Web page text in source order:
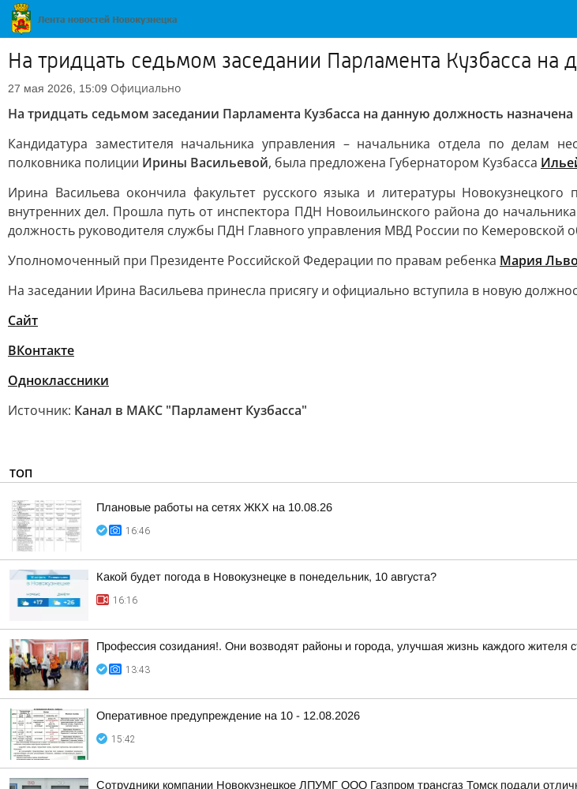
На тридцать седьмом заседании Парламента Кузбасса
27 мая 2026, 15:09 Официально
На тридцать седьмом заседании Парламента Кузбасса на данную должность
Кандидатура заместителя начальника управления – начальника отдела по делам
полковника полиции Ирины Васильевой, была предложена Губернатором Кузбасса
Ирина Васильева окончила факультет русского языка и литературы
внутренних дел. Прошла путь от инспектора ПДН Новоильинского района до
должность руководителя службы ПДН Главного управления МВД России по Кемеровской
Уполномоченный при Президенте Российской Федерации по правам ребенка Мария
На заседании Ирина Васильева принесла присягу и официально вступила в новую
Сайт
ВКонтакте
Одноклассники
Источник: Канал в МАКС "Парламент Кузбасса"
ТОП
Плановые работы на сетях ЖКХ на 10.08.26
16:46
Какой будет погода в Новокузнецке в понедельник, 10 августа?
16:16
Профессия созидания!. Они возводят районы и города, улучшая жизнь каждого жителя
13:43
Оперативное предупреждение на 10 - 12.08.2026
15:42
Сотрудники компании Новокузнецкое ЛПУМГ ООО Газпром трансгаз Томск подали